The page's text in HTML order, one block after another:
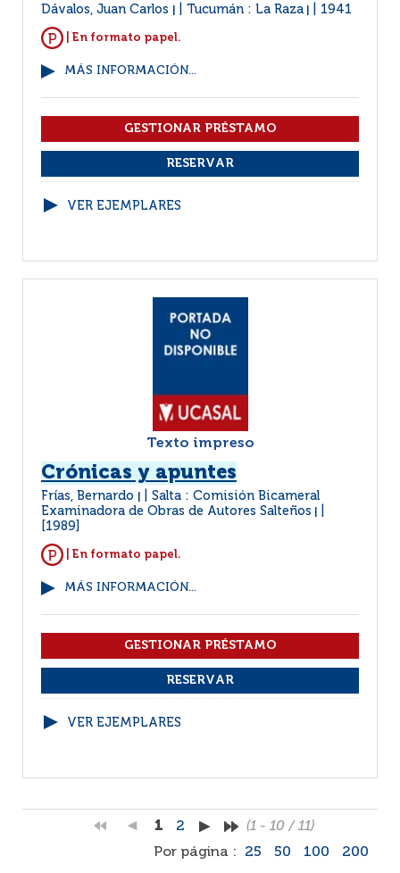
Dávalos, Juan Carlos Tucumán : La Raza 1941
| En formato papel.
MÁS INFORMACIÓN...
VER EJEMPLARES
Texto impreso
Crónicas y apuntes
Frías, Bernardo
Salta : Comisión Bicameral
Examinadora de Obras de Autores Salteños
[1989]
| En formato papel.
MÁS INFORMACIÓN...
VER EJEMPLARES
1 2
(1 - 10 / 11)
Por página :
25 50 100 200